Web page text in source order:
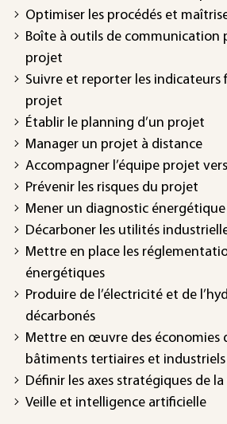
Optimiser les procédés et
Boîte à outils de communication
projet
Suivre et reporter les indicateurs
projet
Établir le planning d’un projet
Manager un projet à distance
Accompagner l’équipe projet
Prévenir les risques du projet
Mener un diagnostic énergétique
Décarboner les utilités
Mettre en place les
énergétiques
Produire de l’électricité et de
décarbonés
Mettre en œuvre des économies
bâtiments tertiaires et industriels
Définir les axes stratégiques de
Veille et intelligence artificielle